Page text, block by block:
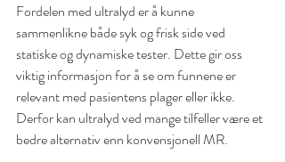
Fordelen med ultralyd er å kunne
sammenlikne både syk og frisk side ved
statiske og dynamiske tester. Dette gir oss
viktig informasjon for å se om funnene er
relevant med pasientens plager eller ikke.
Derfor kan ultralyd ved mange tilfeller være et
bedre alternativ enn konvensjonell MR.